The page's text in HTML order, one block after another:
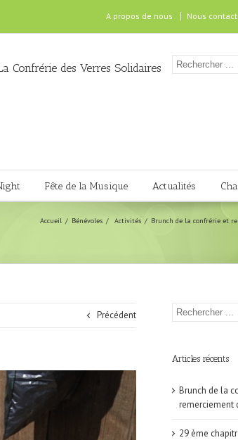
A propos de nous Nous
Confrérie des Verres Solidaires
Fête de la Musique Actualités
Accueil Bénévoles Activités
Brunch de la confrérie et
Précédent
Articles récents
Brunch de la
remerciement
29 ème